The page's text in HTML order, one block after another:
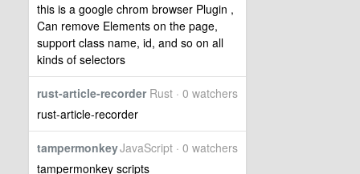
this is a google chrom browser Plugin ,
Can remove Elements on the page,
support class name, id, and so on all
kinds of selectors
Rust · 0 watchers
rust-article-recorder
rust-article-recorder
JavaScript · 0 watchers
tampermonkey
tampermonkey scripts